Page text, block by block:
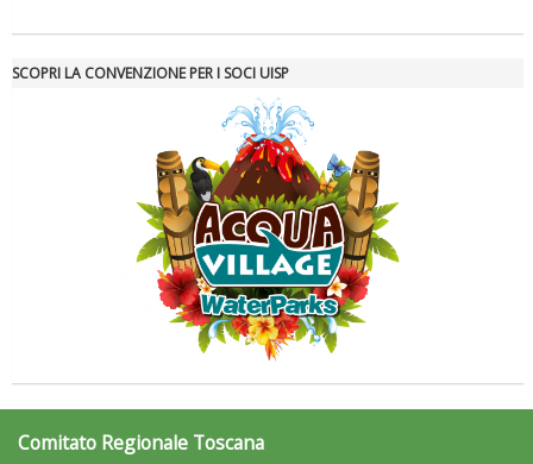
SCOPRI LA CONVENZIONE PER I SOCI UISP
Comitato Regionale Toscana